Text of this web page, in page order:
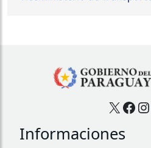
X
Informaciones